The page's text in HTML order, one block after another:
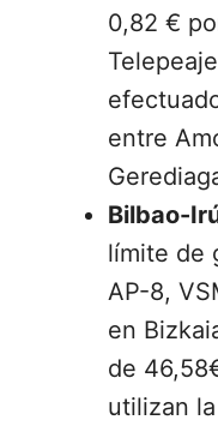
0,82 €
entre
Bilbao-
límite de
AP-8,
en
de
utilizan